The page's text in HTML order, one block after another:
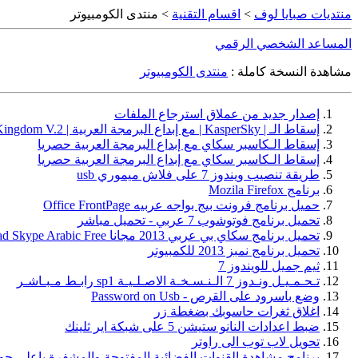
منتديات صبايا لوف > اقسام التقنية > منتدى الكومبيوتر
المساعد الشخصي الرقمي
مشاهدة النسخة كاملة : منتدى الكومبيوتر
إصدار جديد من عملاق استرجاع الملفات
إسقاط الـ | KasperSky | مع إبداع البرمجة العربية | Kaspersky Kingdom V.2 | حصريا !
إسقاط الـكاسبر سكاي مع إبداع البرمجة العربية حصريا
إسقاط الـكاسبر سكاي مع إبداع البرمجة العربية حصريا
طريقة تنصيب ويندوز 7 على فلاش ميموري usb
برنامج Mozila Firefox
حميل برنامج فرونت بيج بواجه عربيه Office FrontPage
تحميل برنامج فوتوشوب 7 عربي - تحميل مباشر
تحميل برنامج سكاي بي عربي 2013 مجانا Download Skype Arabic Free
تحميل برنامج نمبز 2013 للكمبيوتر
ثيم جميل للويندوز 7
تـحـمـيـل ونـدوز 7 الـنـسـخـة الاصـلـيـة sp1 رابـط مـبـاشـر
وضع باسرود على القرص - Password on Usb
اغلاق ثغرات حاسوبك بضغطة زر
ضبط اعدادات النانو ستيشن 5 على شبكة اير ثلينك
تحويل لاب توب الى راوتر